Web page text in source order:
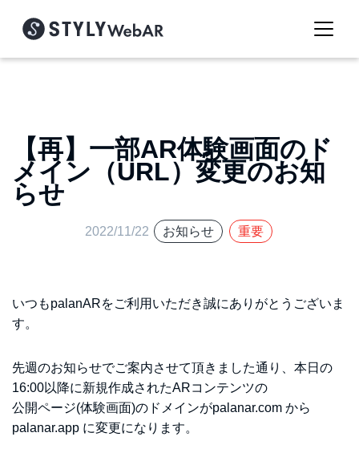
【再】一部AR体験画面のド
メイン（URL）変更のお知
らせ
2022/11/22 お知らせ 重要
いつもpalanARをご利用いただき誠にありがとうございま
す。
先週のお知らせでご案内させて頂きました通り、本日の
16:00以降に新規作成されたARコンテンツの
公開ページ(体験画面)のドメインがpalanar.com から
palanar.app に変更になります。